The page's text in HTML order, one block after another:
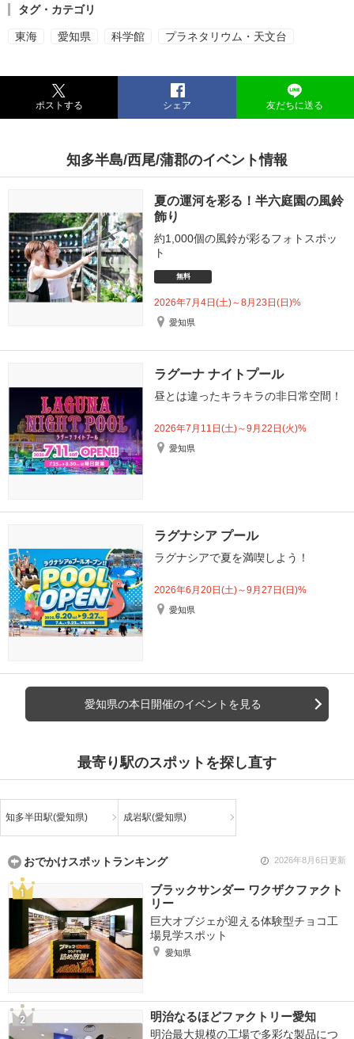
タグ・カテゴリ
東海 愛知県 科学館 プラネタリウム・天文台
ポストする シェア 友だちに送る
知多半島/西尾/蒲郡のイベント情報
夏の運河を彩る！半六庭園の風鈴
飾り
約1,000個の風鈴が彩るフォトスポッ
ト
無料
2026年7月4日(土)～8月23日(日)%
愛知県
ラグーナ ナイトプール
昼とは違ったキラキラの非日常空間！
2026年7月11日(土)～9月22日(火)%
愛知県
ラグナシア プール
ラグナシアで夏を満喫しよう！
2026年6月20日(土)～9月27日(日)%
愛知県
愛知県の本日開催のイベントを見る
最寄り駅のスポットを探し直す
知多半田駅(愛知県) 成岩駅(愛知県)
おでかけスポットランキング 2026年8月6日更新
ブラックサンダー ワクザクファクト
リー
巨大オブジェが迎える体験型チョコ工
場見学スポット
愛知県
明治なるほどファクトリー愛知
明治最大規模の工場で多彩な製品につ